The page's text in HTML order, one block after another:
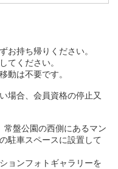
お持ち帰りください。
てください。
動は不要です。
場合、会員資格の停止又
常盤公園の西側にあるマン
駐車スペースに設置して
ョンフォトギャラリーを